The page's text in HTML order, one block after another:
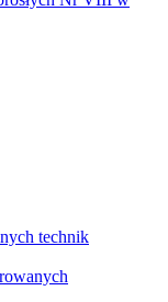
technik